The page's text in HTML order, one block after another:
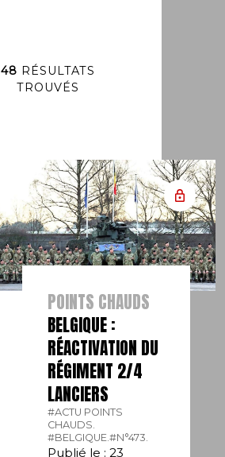
48 RÉSULTATS
TROUVÉS
POINTS CHAUDS
BELGIQUE :
RÉACTIVATION DU
RÉGIMENT 2/4
LANCIERS
#ACTU POINTS
CHAUDS.
#BELGIQUE.#N°473.
Publié le : 23